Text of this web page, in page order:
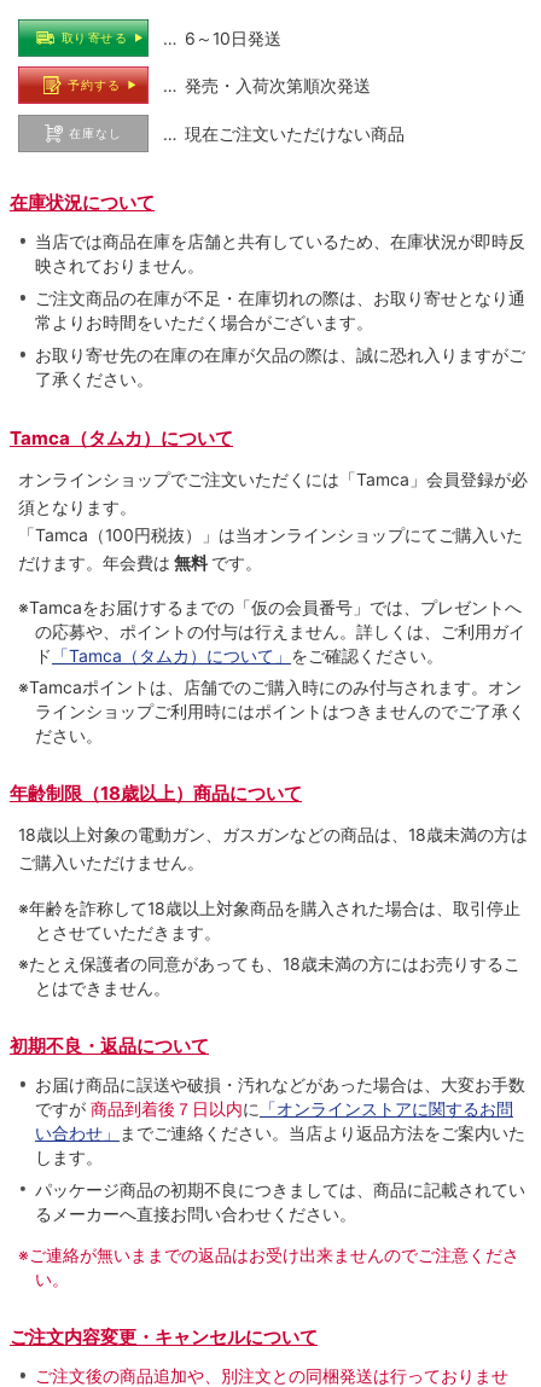
取り寄せる … 6～10日発送
予約する … 発売・入荷次第順次発送
在庫なし … 現在ご注文いただけない商品
在庫状況について
当店では商品在庫を店舗と共有しているため、在庫状況が即時反
映されておりません。
ご注文商品の在庫が不足・在庫切れの際は、お取り寄せとなり通
常よりお時間をいただく場合がございます。
お取り寄せ先の在庫の在庫が欠品の際は、誠に恐れ入りますがご
了承ください。
Tamca（タムカ）について
オンラインショップでご注⽂いただくには「Tamca」会員登録が必
須となります。
「Tamca （100円税抜）
」は当オンラインショップにてご購⼊いた
だけます。 年会費は 無料 です。
※Tamcaをお届けするまでの「仮の会員番号」では、プレゼントへ
の応募や、ポイントの付与は⾏えません。詳しくは、ご利⽤ガイ
ド 「Tamca（タムカ）について」 をご確認ください。
※Tamcaポイントは、店舗でのご購⼊時にのみ付与されます。オン
ラインショップご利用時にはポイントはつきませんのでご了承く
ださい。
年齢制限（18歳以上）商品について
18歳以上対象の電動ガン、ガスガンなどの商品は、18歳未満の方は
ご購入いただけません。
※年齢を詐称して18歳以上対象商品を購入された場合は、取引停止
とさせていただきます。
※たとえ保護者の同意があっても、18歳未満の方にはお売りするこ
とはできません。
初期不良・返品について
お届け商品に誤送や破損・汚れなどがあった場合は、大変お手数
ですが 商品到着後７日以内に 「オンラインストアに関するお問
い合わせ」
までご連絡ください。当店より返品方法をご案内いた
します。
パッケージ商品の初期不良につきましては、商品に記載されてい
るメーカーへ直接お問い合わせください。
※ご連絡が無いままでの返品はお受け出来ませんのでご注意くださ
い。
ご注文内容変更・キャンセルについて
ご注文後の商品追加や、別注文との同梱発送は行っておりませ